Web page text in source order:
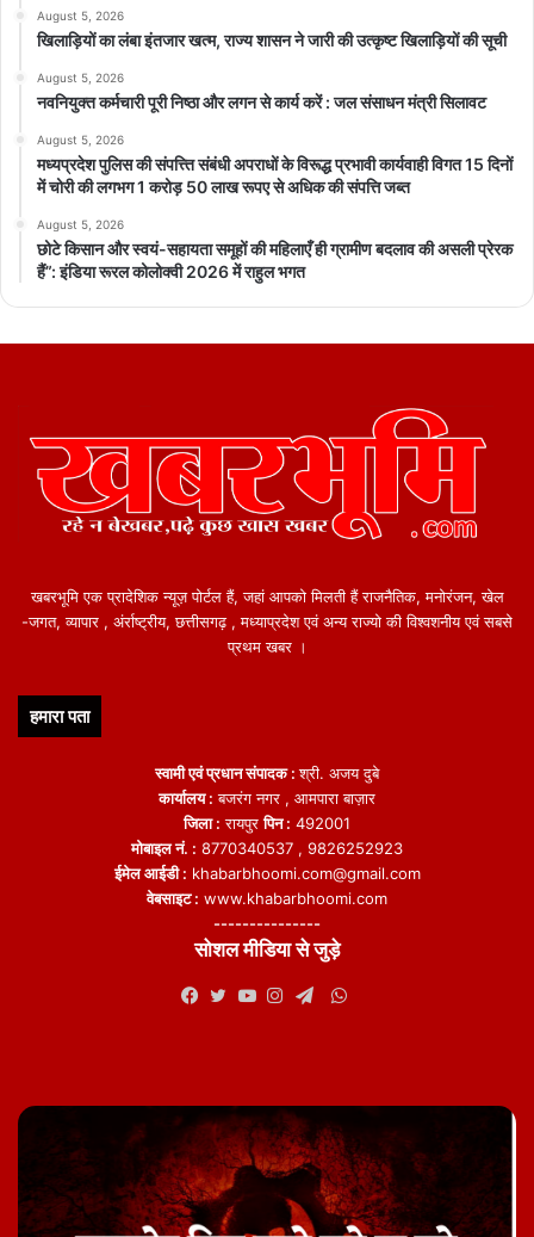
August 5, 2026
खिलाड़ियों का लंबा इंतजार खत्म, राज्य शासन ने जारी की उत्कृष्ट खिलाड़ियों की सूची
August 5, 2026
नवनियुक्त कर्मचारी पूरी निष्ठा और लगन से कार्य करें : जल संसाधन मंत्री सिलावट
August 5, 2026
मध्यप्रदेश पुलिस की संपत्त्ति संबंधी अपराधों के विरूद्ध प्रभावी कार्यवाही विगत 15 दिनों
में चोरी की लगभग 1 करोड़ 50 लाख रूपए से अधिक की संपत्ति जब्‍त
August 5, 2026
छोटे किसान और स्वयं-सहायता समूहों की महिलाएँ ही ग्रामीण बदलाव की असली प्रेरक
हैं”: इंडिया रूरल कोलोक्वी 2026 में राहुल भगत
खबरभूमि एक प्रादेशिक न्यूज़ पोर्टल हैं, जहां आपको मिलती हैं राजनैतिक, मनोरंजन, खेल
-जगत, व्यापार , अंर्राष्ट्रीय, छत्तीसगढ़ , मध्याप्रदेश एवं अन्य राज्यो की विश्वशनीय एवं सबसे
प्रथम खबर ।
हमारा पता
स्वामी एवं प्रधान संपादक :श्री. अजय दुबे
कार्यालय : बजरंग नगर , आमपारा बाज़ार
जिला : रायपुरपिन : 492001
मोबाइल नं. : 8770340537 , 9826252923
ईमेल आईडी : khabarbhoomi.com@gmail.com
वेबसाइट : www.khabarbhoomi.com
---------------
सोशल मीडिया से जुड़े
WhatsApp